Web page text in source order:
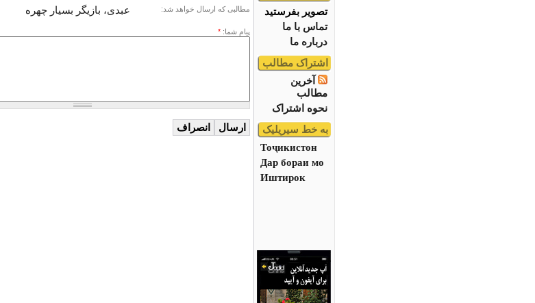
تصویر بفرستید
تماس با ما
درباره ما
اشتراک مطالب
آخرین
مطالب
نحوه اشتراک
به خط سیریلیک
Тоҷикистон
Дар бораи мо
Иштирок
مطالبی که ارسال خواهد شد: عبدی، بازیگر بسیار چهره
پیام شما: *